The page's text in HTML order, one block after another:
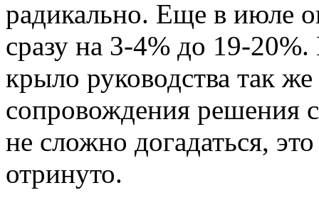
радикально. Еще в июле
сразу на 3-4% до 19-
крыло руководства так
сопровождения решения
не сложно догадаться,
отринуто.